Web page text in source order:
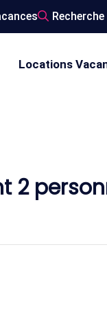
Recherche
Locations
2